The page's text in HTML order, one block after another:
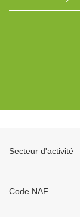
Secteur d'activité
Code NAF